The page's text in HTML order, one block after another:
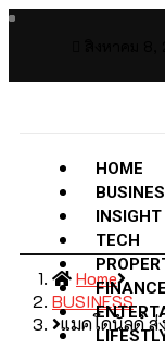
HOME
INSIGHT
TECH
FINANCE
Home
BUSINESS
แมคโดนัลด์ ส่